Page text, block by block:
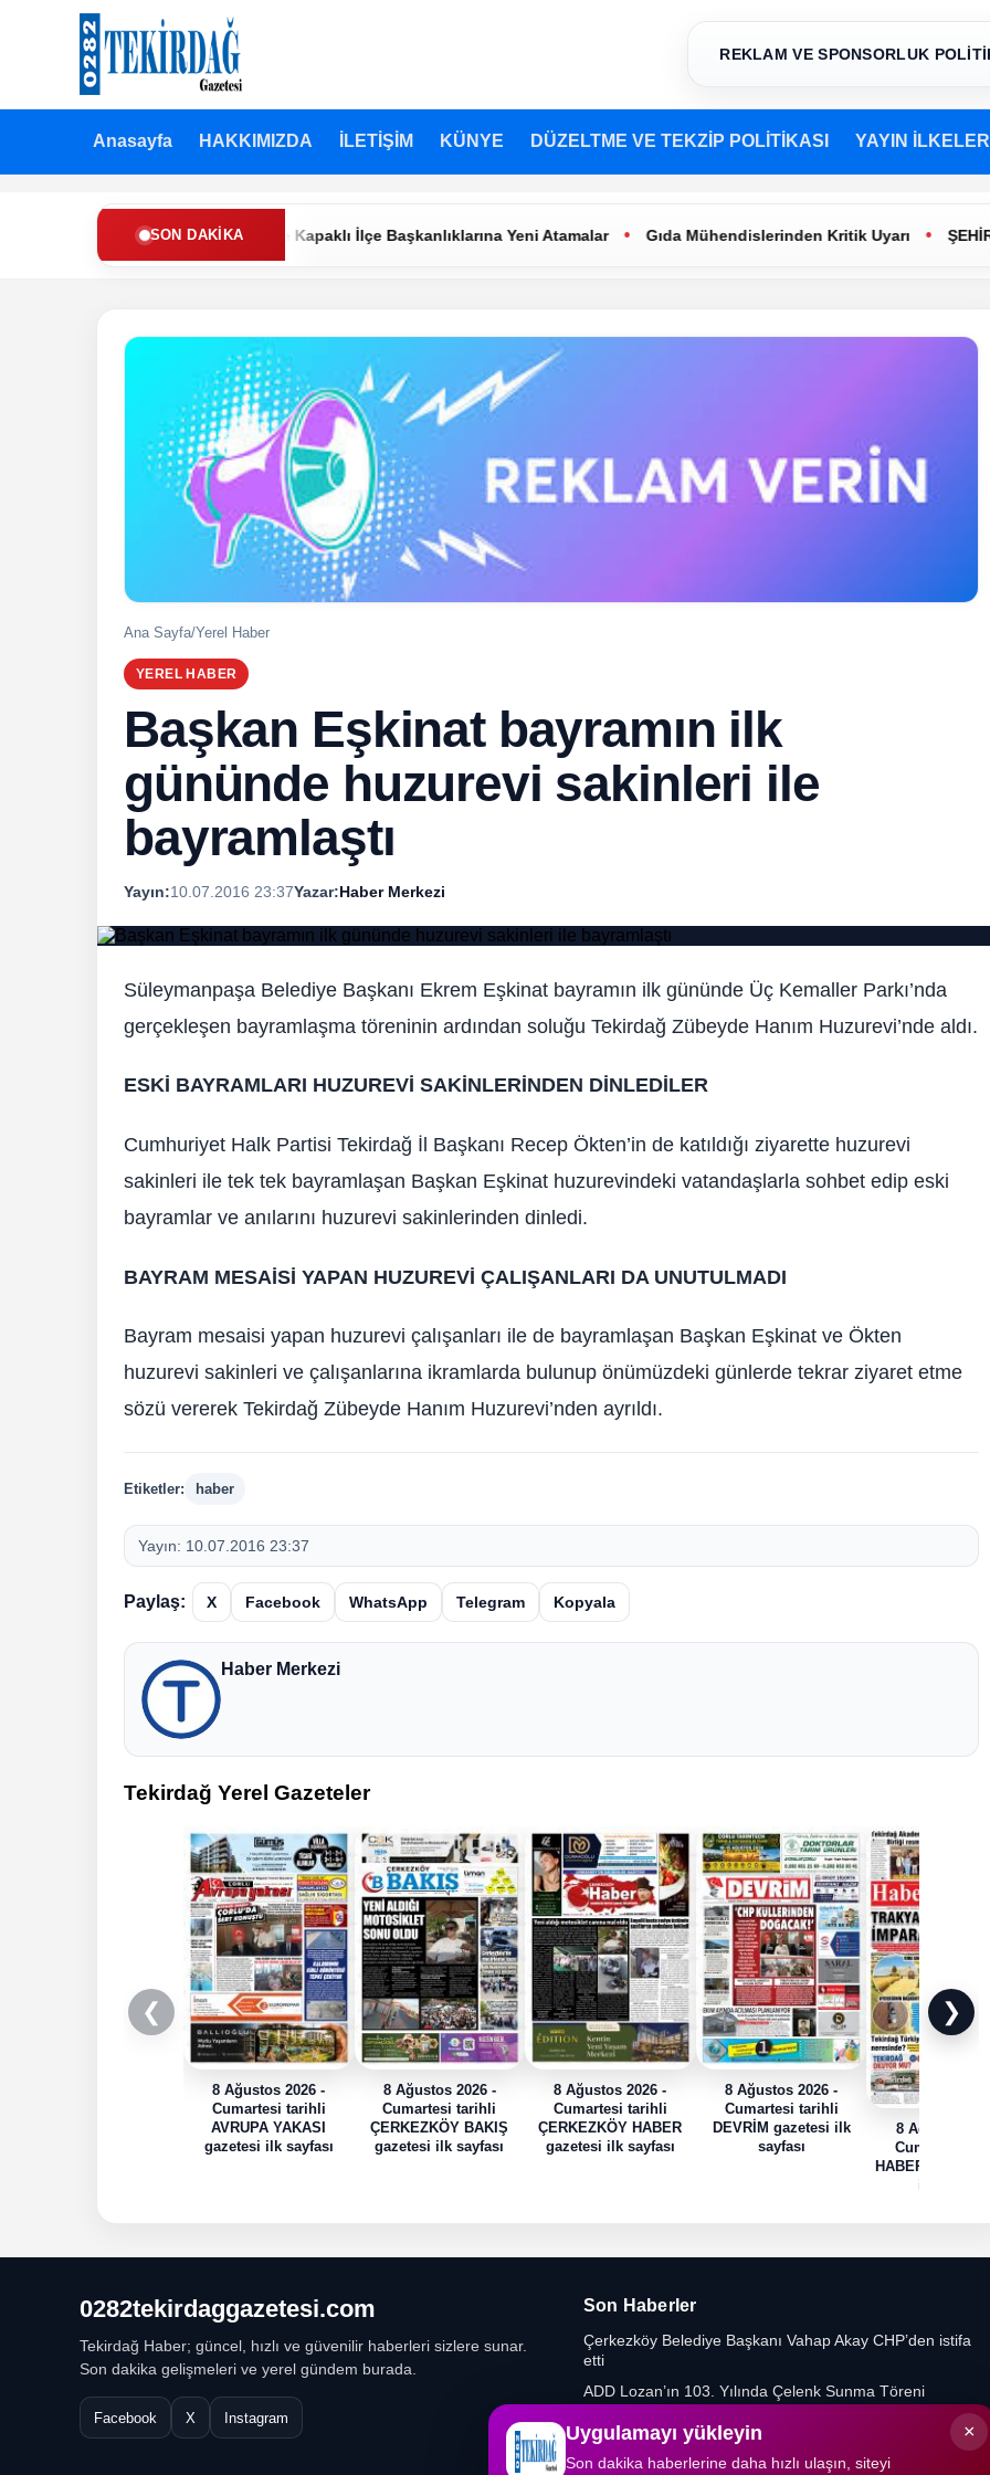
REKLAM VE SPONSORLUK
Anasayfa HAKKIMIZDA İLETİŞİM KÜNYE DÜZELTME VE TEKZİP POLİTİKASI YAYIN İLKELERİ
SON DAKIKA
Refah Partisi’nde Muratlı ve Kapaklı İlçe Başkanlıklarına Yeni Atamalar • Gıda Mühendislerinden Kritik Uyarı • ŞEHİR
Ana Sayfa/Yerel Haber
YEREL HABER
Başkan Eşkinat bayramın ilk
gününde huzurevi sakinleri ile
bayramlaştı
Yayın:10.07.2016 23:37Yazar:Haber Merkezi
Süleymanpaşa Belediye Başkanı Ekrem Eşkinat bayramın ilk gününde Üç Kemaller Parkı’nda
gerçekleşen bayramlaşma töreninin ardından soluğu Tekirdağ Zübeyde Hanım Huzurevi’nde aldı.
ESKİ BAYRAMLARI HUZUREVİ SAKİNLERİNDEN DİNLEDİLER
Cumhuriyet Halk Partisi Tekirdağ İl Başkanı Recep Ökten’in de katıldığı ziyarette huzurevi
sakinleri ile tek tek bayramlaşan Başkan Eşkinat huzurevindeki vatandaşlarla sohbet edip eski
bayramlar ve anılarını huzurevi sakinlerinden dinledi.
BAYRAM MESAİSİ YAPAN HUZUREVİ ÇALIŞANLARI DA UNUTULMADI
Bayram mesaisi yapan huzurevi çalışanları ile de bayramlaşan Başkan Eşkinat ve Ökten
huzurevi sakinleri ve çalışanlarına ikramlarda bulunup önümüzdeki günlerde tekrar ziyaret etme
sözü vererek Tekirdağ Zübeyde Hanım Huzurevi’nden ayrıldı.
Etiketler: haber
Yayın: 10.07.2016 23:37
Paylaş: X Facebook WhatsApp Telegram Kopyala
Haber Merkezi
Tekirdağ Yerel Gazeteler
❮
8 Ağustos 2026 -
Cumartesi tarihli
AVRUPA YAKASI
gazetesi ilk sayfası
8 Ağustos 2026 -
Cumartesi tarihli
ÇERKEZKÖY BAKIŞ
gazetesi ilk sayfası
8 Ağustos 2026 -
Cumartesi tarihli
ÇERKEZKÖY HABER
gazetesi ilk sayfası
8 Ağustos 2026 -
Cumartesi tarihli
DEVRİM gazetesi ilk
sayfası
8 Ağustos
Cumartesi
HABER TRAK
❯
0282tekirdaggazetesi.com
Tekirdağ Haber; güncel, hızlı ve güvenilir haberleri sizlere sunar.
Son dakika gelişmeleri ve yerel gündem burada.
Facebook X Instagram
Son Haberler
Çerkezköy Belediye Başkanı Vahap Akay CHP’den istifa
etti
ADD Lozan’ın 103. Yılında Çelenk Sunma Töreni
Yeniden Refah Partisi’nde Muratlı ve Kapaklı İlçe
Başkanlıklarına Yeni Atamalar
×
Uygulamayı yükleyin
Son dakika haberlerine daha hızlı ulaşın, siteyi